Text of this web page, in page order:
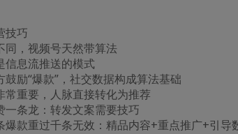
技巧
同，视频号天然带算法
信息流推送的模式
鼓励“爆款”，社交数据构成算法基础
常重要，人脉直接转化为推荐
一条龙：转发文案需要技巧
爆款重过千条无效：精品内容+重点推广+引导